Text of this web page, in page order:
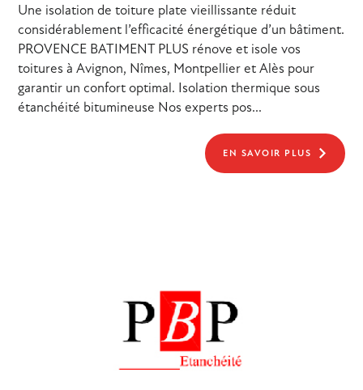
Une isolation de toiture plate vieillissante réduit
considérablement l’efficacité énergétique d’un bâtiment.
PROVENCE BATIMENT PLUS rénove et isole vos
toitures à Avignon, Nîmes, Montpellier et Alès pour
garantir un confort optimal. Isolation thermique sous
étanchéité bitumineuse Nos experts pos...
EN SAVOIR PLUS